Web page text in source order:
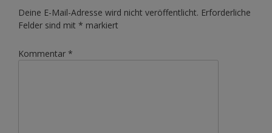
Deine E-Mail-Adresse wird nicht veröffentlicht. Erforderliche
Felder sind mit * markiert
Kommentar *